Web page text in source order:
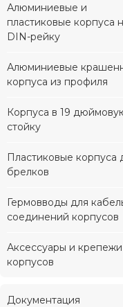
Алюминиевые и
пластиковые корпуса
DIN-рейку
Алюминиевые
корпуса из профиля
Корпуса в 19
стойку
Пластиковые корпуса
брелков
Гермовводы для
соединений корпусов
Аксессуары и
корпусов
Документация